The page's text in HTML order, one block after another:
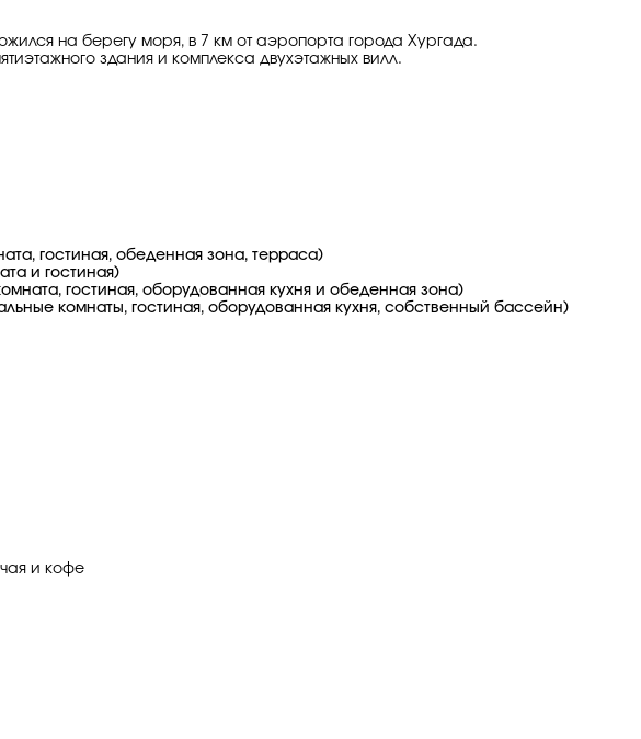
на берегу моря, в 7 км от аэропорта города Хургада.
здания и комплекса двухэтажных вилл.
гостиная, обеденная зона, терраса)
и гостиная)
гостиная, оборудованная кухня и обеденная зона)
комнаты, гостиная, оборудованная кухня, собственный бассейн)
и кофе